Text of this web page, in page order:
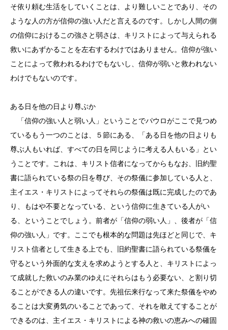
そ依り頼む生活をしていくことは、より難しいことであり、その
ような人の方が信仰の強い人だと言えるのです。しかし人間の側
の信仰におけるこの強さと弱さは、キリストによって与えられる
救いにあずかることを左右するわけではありません。信仰が強い
ことによって救われるわけでもないし、信仰が弱いと救われない
わけでもないのです。
ある日を他の日より尊ぶか
「信仰の強い人と弱い人」ということでパウロがここで見つめ
ているもう一つのことは、５節にある、「ある日を他の日よりも
尊ぶ人もいれば、すべての日を同じように考える人もいる」とい
うことです。これは、キリスト信者になってからもなお、旧約聖
書に語られている祭の日を尊び、その祭儀に参加している人と、
主イエス・キリストによってそれらの祭儀は既に完成したのであ
り、もはや不要となっている、という信仰に生きている人がい
る、ということでしょう。前者が「信仰の弱い人」、後者が「信
仰の強い人」です。ここでも根本的な問題は先ほどと同じで、キ
リスト信者として生きる上でも、旧約聖書に語られている祭儀を
守るという外面的な支えを求めようとする人と、キリストによっ
て成就した救いのみ業のゆえにそれらはもう必要ない、と割り切
ることができる人の違いです。先祖伝来行なって来た祭儀をやめ
ることは大変勇気のいることであって、それを敢えてすることが
できるのは、主イエス・キリストによる神の救いの恵みへの確固